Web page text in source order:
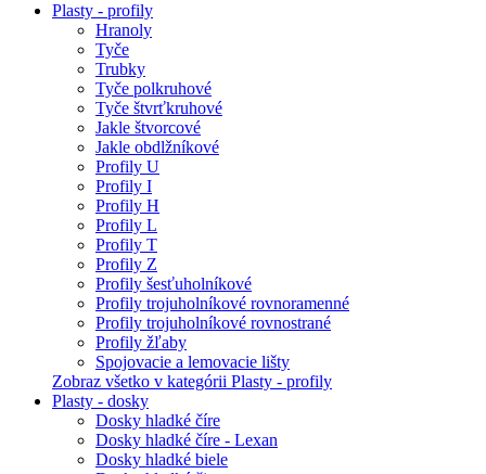
Plasty - profily
Hranoly
Tyče
Trubky
Tyče polkruhové
Tyče štvrťkruhové
Jakle štvorcové
Jakle obdlžníkové
Profily U
Profily I
Profily H
Profily L
Profily T
Profily Z
Profily šesťuholníkové
Profily trojuholníkové rovnoramenné
Profily trojuholníkové rovnostrané
Profily žľaby
Spojovacie a lemovacie lišty
Zobraz všetko v kategórii Plasty - profily
Plasty - dosky
Dosky hladké číre
Dosky hladké číre - Lexan
Dosky hladké biele